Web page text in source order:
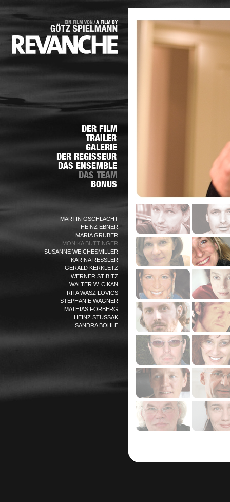
MARTIN GSCHLACHT
HEINZ EBNER
MARIA GRUBER
MONIKA BUTTINGER
SUSANNE WEICHESMILLER
KARINA RESSLER
GERALD KERKLETZ
WERNER STIBITZ
WALTER W. CIKAN
RITA WASZILOVICS
STEPHANIE WAGNER
MATHIAS FORBERG
HEINZ STUSSAK
SANDRA BOHLE